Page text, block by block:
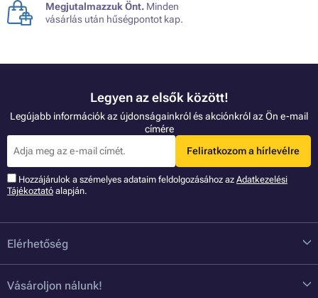
Megjutalmazzuk Önt. Minden
vásárlás után hűségpontot kap.
Legyen az elsők között!
Legújabb információk az újdonságainkról és akciónkról az Ön e-mail
címére
Feliratkozom a hírlevélre
Hozzájárulok a szémelyes adataim feldolgozásához az Adatkezelési
Tájékoztató alapján.
Elérhetőség
Vásároljon nálunk!